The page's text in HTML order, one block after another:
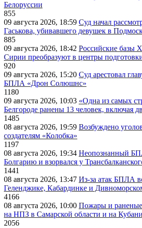
Белоруссии
855
09 августа 2026, 18:59 Суд начал
Гаськова, убивавшего девушек в
885
09 августа 2026, 18:42 Российские базы
Сирии преобразуют в центры
920
09 августа 2026, 15:20 Суд арестовал
БПЛА «Дрон Солюшнс»
1180
09 августа 2026, 10:03 «Одна из самых
Белгороде ранены 13 человек, включая
1485
08 августа 2026, 19:59 Возбуждено
создателям «Колобка»
1197
08 августа 2026, 19:34 Неопознанный
Болгарию и взорвался у
1441
08 августа 2026, 13:47 Из-за атак БПЛА
Геленджике, Кабардинке и
4166
08 августа 2026, 10:00 Пожары и
на НПЗ в Самарской области и на Кубани
2056